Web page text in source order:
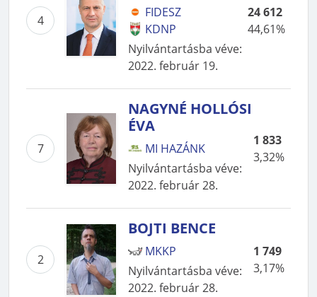
4
FIDESZ
KDNP
Nyilvántartásba véve:
2022. február 19.
24 612
44,61%
7
NAGYNÉ HOLLÓSI
ÉVA
MI HAZÁNK
Nyilvántartásba véve:
2022. február 28.
1 833
3,32%
2
BOJTI BENCE
MKKP
Nyilvántartásba véve:
2022. február 28.
1 749
3,17%